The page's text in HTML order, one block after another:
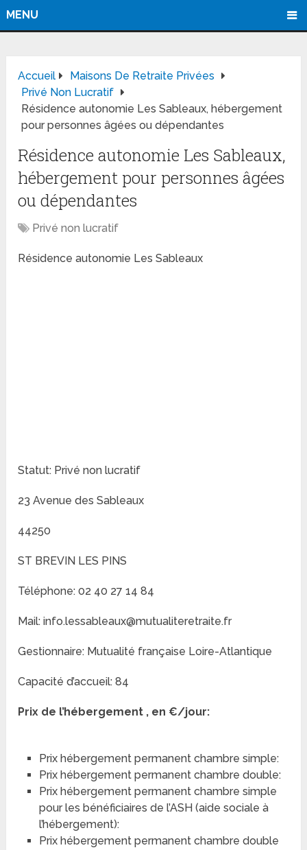
MENU
Accueil
Maisons De Retraite Privées
Privé Non Lucratif
Résidence autonomie Les Sableaux, hébergement
pour personnes âgées ou dépendantes
Résidence autonomie Les Sableaux,
hébergement pour personnes âgées
ou dépendantes
Privé non lucratif
Résidence autonomie Les Sableaux
Statut: Privé non lucratif
23 Avenue des Sableaux
44250
ST BREVIN LES PINS
Téléphone: 02 40 27 14 84
Mail: info.lessableaux@mutualiteretraite.fr
Gestionnaire: Mutualité française Loire-Atlantique
Capacité d’accueil: 84
Prix de l’hébergement , en €/jour:
Prix hébergement permanent chambre simple:
Prix hébergement permanent chambre double:
Prix hébergement permanent chambre simple
pour les bénéficiaires de l’ASH (aide sociale à
l’hébergement):
Prix hébergement permanent chambre double